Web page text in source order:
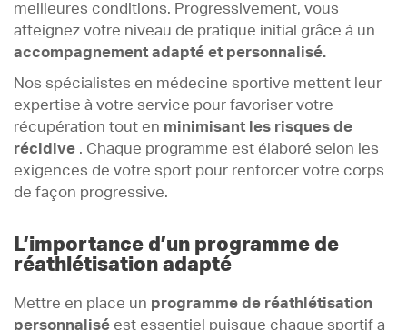
meilleures conditions. Progressivement, vous
atteignez votre niveau de pratique initial grâce à un
accompagnement adapté et personnalisé.
Nos spécialistes en médecine sportive mettent leur
expertise à votre service pour favoriser votre
récupération tout en minimisant les risques de
récidive . Chaque programme est élaboré selon les
exigences de votre sport pour renforcer votre corps
de façon progressive.
L’importance d’un programme de
réathlétisation adapté
Mettre en place un programme de réathlétisation
personnalisé est essentiel puisque chaque sportif a